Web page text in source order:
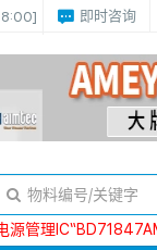
即时咨询
源管理